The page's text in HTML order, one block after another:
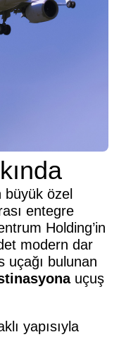
büyük özel
entegre
Holding’in
modern dar
uçağı bulunan
uçuş
yapısıyla